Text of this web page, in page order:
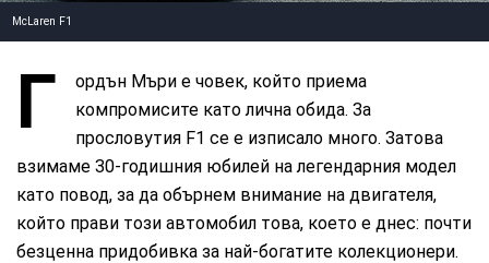
McLaren F1
Г
ордън Мъри е човек, който приема
компромисите като лична обида. За
прословутия F1 се е изписало много. Затова
взимаме 30-годишния юбилей на легендарния модел
като повод, за да обърнем внимание на двигателя,
който прави този автомобил това, което е днес: почти
безценна придобивка за най-богатите колекционери.